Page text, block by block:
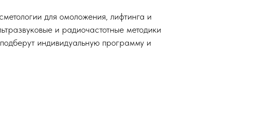
для омоложения, лифтинга и
и радиочастотные методики
индивидуальную программу и